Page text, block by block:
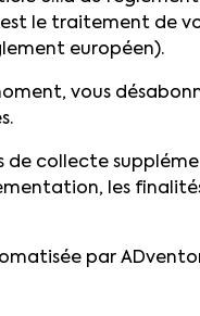
le traitement de
européen).
vous
de collecte
les
par